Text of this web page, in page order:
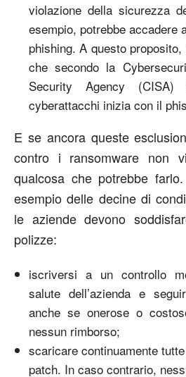
violazione della sicurezza
esempio, potrebbe accadere
phishing. A questo
che secondo la
Security Agency
cyberattacchi inizia con il
E se ancora queste
contro i ransomware non
qualcosa che potrebbe
esempio delle decine di
le aziende devono
polizze:
iscriversi a un controllo
salute dell’azienda e
anche se onerose o
nessun rimborso;
scaricare continuamente
patch. In caso contrario,